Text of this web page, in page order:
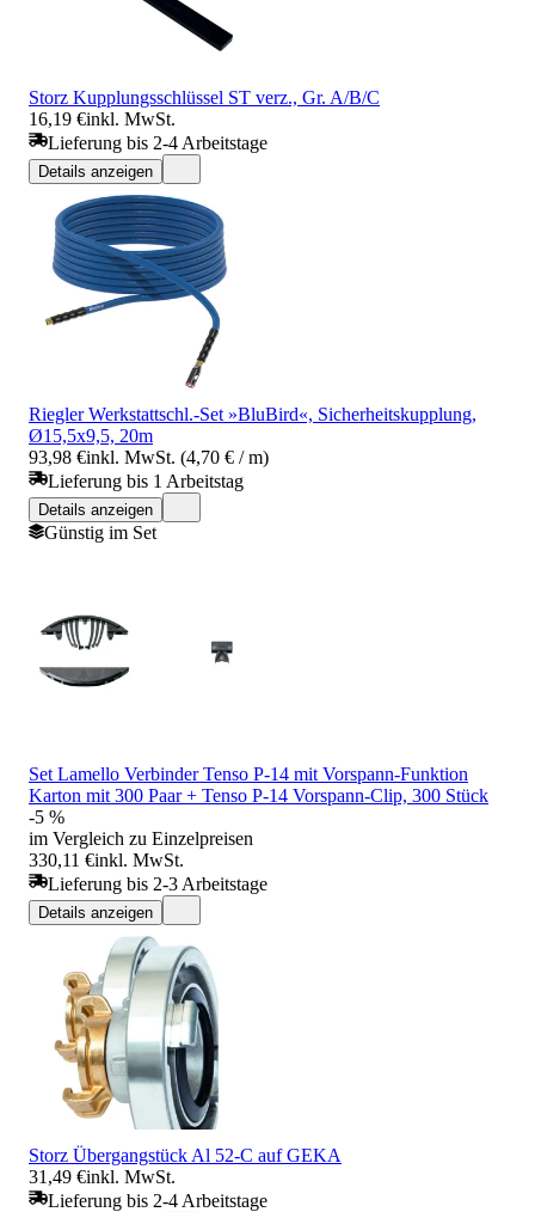
Storz Kupplungsschlüssel ST verz., Gr. A/B/C
16,19 €inkl. MwSt.
Lieferung bis 2-4 Arbeitstage
Details anzeigen
Riegler Werkstattschl.-Set »BluBird«, Sicherheitskupplung,
Ø15,5x9,5, 20m
93,98 €inkl. MwSt. (4,70 € / m)
Lieferung bis 1 Arbeitstag
Details anzeigen
Günstig im Set
Set Lamello Verbinder Tenso P-14 mit Vorspann-Funktion
Karton mit 300 Paar + Tenso P-14 Vorspann-Clip, 300 Stück
-5 %
im Vergleich zu Einzelpreisen
330,11 €inkl. MwSt.
Lieferung bis 2-3 Arbeitstage
Details anzeigen
Storz Übergangstück Al 52-C auf GEKA
31,49 €inkl. MwSt.
Lieferung bis 2-4 Arbeitstage